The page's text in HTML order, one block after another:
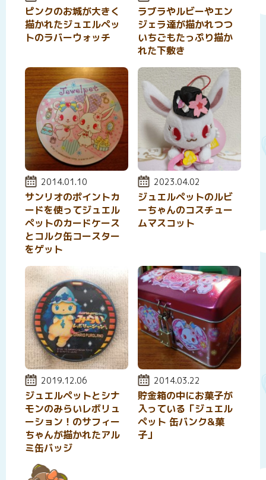
ピンクのお城が大きく
描かれたジュエルペッ
トのラバーウォッチ
ラブラやルビーやエン
ジェラ達が描かれつつ
いちごもたっぷり描か
れた下敷き
投稿日:
2014.01.10
サンリオのポイントカ
ードを使ってジュエル
ペットのカードケース
とコルク缶コースター
をゲット
投稿日:
2023.04.02
ジュエルペットのルビ
ーちゃんのコスチュー
ムマスコット
投稿日:
2019.12.06
ジュエルペットとシナ
モンのみらいレボリュ
ーション！のサフィー
ちゃんが描かれたアル
ミ缶バッジ
投稿日:
2014.03.22
貯金箱の中にお菓子が
入っている「ジュエル
ペット 缶バンク&菓
子」